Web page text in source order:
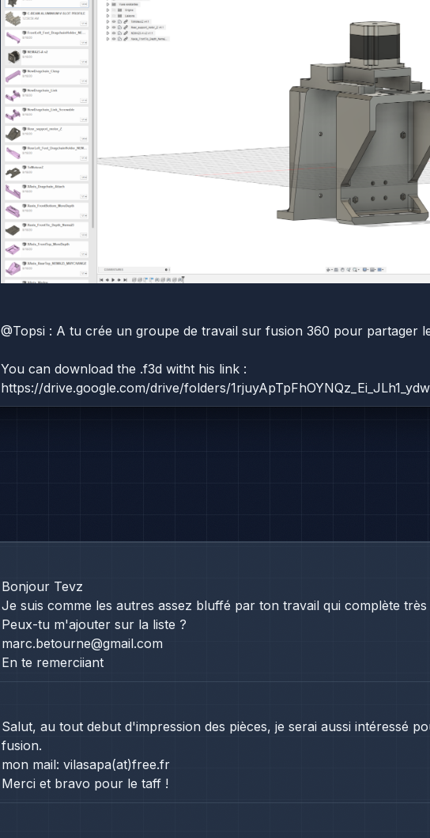
@Topsi : A tu crée un groupe de travail sur fusion 360 pour partager
You can download the .f3d witht his link :
https://drive.google.com/drive/folders/
Bonjour Tevz
Je suis comme les autres assez bluffé par ton travail qui complète très
Peux-tu m'ajouter sur la liste ?
marc.betourne@gmail.com
En te remerciiant
Salut, au tout debut d'impression des pièces, je serai aussi intéressé
fusion.
mon mail: vilasapa(at)free.fr
Merci et bravo pour le taff !